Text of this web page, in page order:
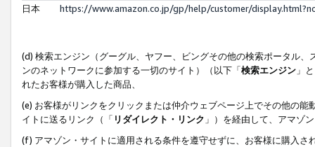
日本
https://www.amazon.co.jp/gp/help/customer/
(d) 検索エンジン（グーグル、ヤフー、ビングその他の検索ポータル
ンのネットワークに参加する一切のサイト）（以下「検索エンジン 」
れたお客様が購入した商品、
(e) お客様がリンクをクリックまたは仲介ウェブページ上でその他の
イトに送るリンク（「 リダイレクト・リンク 」）を経由して、アマゾ
(f) アマゾン・サイトに適用される条件を遵守せずに、お客様に購入さ